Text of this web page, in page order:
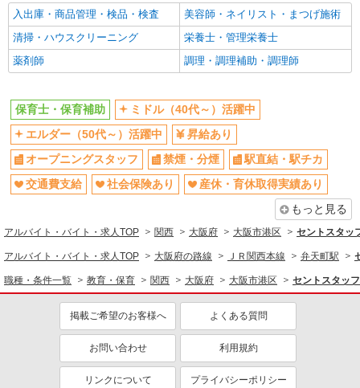
同じ職種から求人を探す
教育・保育
保育士・保育補助
ミドル（40代～）活躍中
オープニングスタッフ
交通費支給
社会保険あり
産休・育休取得実績あり
入出庫・商品管理・検品・検査
美容師・ネイリスト・まつげ施術
清掃・ハウスクリーニング
栄養士・管理栄養士
薬剤師
調理・調理補助・調理師
保育士・保育補助
ミドル（40代～）活躍中
エルダー（50代～）活躍中
昇給あり
オープニングスタッフ
禁煙・分煙
駅直結・駅チカ
交通費支給
社会保険あり
産休・育休取得実績あり
もっと見る
アルバイト・バイト・求人TOP 関西 大阪府 大阪市港区 セントスタッ
アルバイト・バイト・求人TOP 大阪府の路線 ＪＲ関西本線 弁天町駅
職種・条件一覧 教育・保育 関西 大阪府 大阪市港区 セントスタッ
掲載ご希望のお客様へ よくある質問
お問い合わせ 利用規約
リンクについて プライバシーポリシー